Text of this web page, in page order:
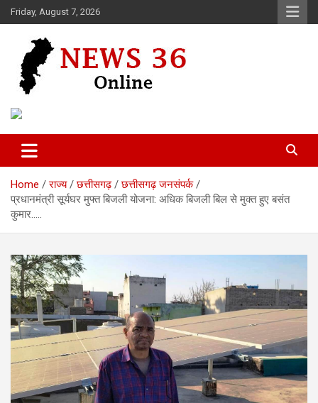
Skip
to
Friday, August 7, 2026
News 36
Home राज्य छत्तीसगढ़
छत्तीसगढ़ जनसंपर्क
प्रधानमंत्री सूर्यघर मुफ्त बिजली योजना: अधिक बिजली बिल से मुक्त हुए बसंत
कुमार…..